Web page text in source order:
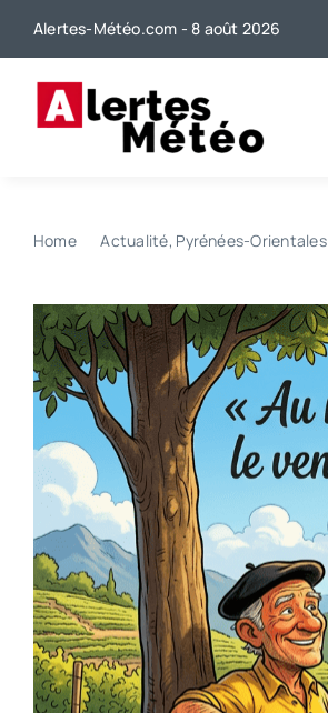
contenu
Alertes-Météo.com - 8 août 2026
Home Actualité Pyrénées-Orientales